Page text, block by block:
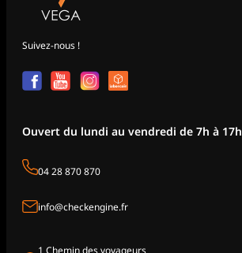
Suivez-nous !
Ouvert du lundi au vendredi de 7h à 17h
04 28 870 870
info@checkengine.fr
1 Chemin des voyageurs